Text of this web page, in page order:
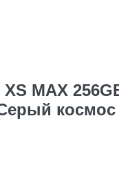
MAX
космос